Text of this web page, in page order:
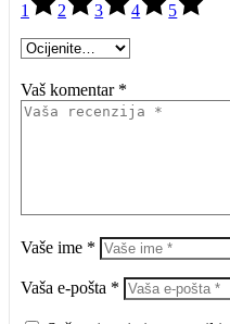
1 2 3 4 5
Vaš komentar *
Vaše ime *
Vaša e-pošta *